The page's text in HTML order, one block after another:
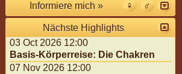
Informiere mich »
Nächste Highlights
03 Oct 2026 12:00
Basis-Körperreise: Die Chakren
07 Nov 2026 12:00